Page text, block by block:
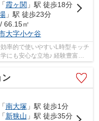
「霞ヶ関 」駅 徒歩18分
」駅 徒歩23分
66.15㎡
大字小ケ谷
率的で使いやすいL時型キッチ
心な立地♪ 経験豊富な
ン
「南大塚」駅 徒歩1分
「新狭山 」駅 徒歩35分